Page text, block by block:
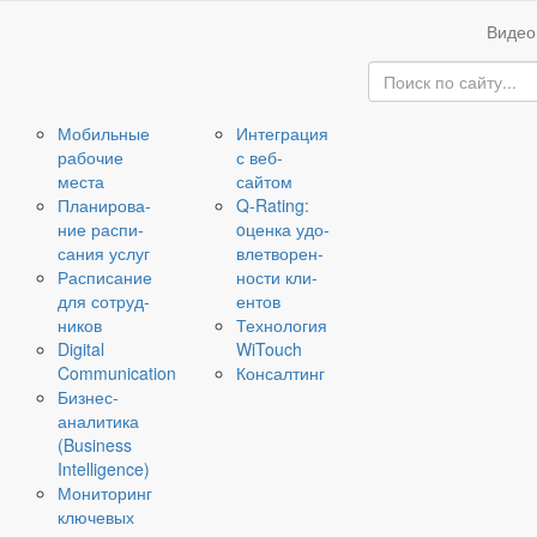
Мо­биль­ные
ра­бо­чие
места
Пла­ни­ро­ва­
ние рас­пи­
са­ния услуг
Рас­пи­са­ние
для со­труд­
ни­ков
Digital
Communication
Бизнес-​
аналитика
(Business
Intelligence)
Мо­ни­то­ринг
клю­че­вых
Ин­те­гра­ция
с веб-​
сайтом
Q-​Rating:
oценка удо­
вле­тво­рен­
но­сти кли­
ен­тов
Тех­но­ло­гия
WiTouch
Кон­сал­тинг
Видео